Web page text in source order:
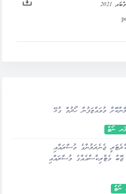
މުވައްޒަފުން ހޯދުމާ ގުޅޭ
ނޯޓް
ޖެނެރަލުންގެ މުސާރައާއި
އައިޓީ ދާއިރާގެ 3 ޖޮބް މެޓްރިކްސްއެއްގެ މުސާރައާއި
ނޯޓް